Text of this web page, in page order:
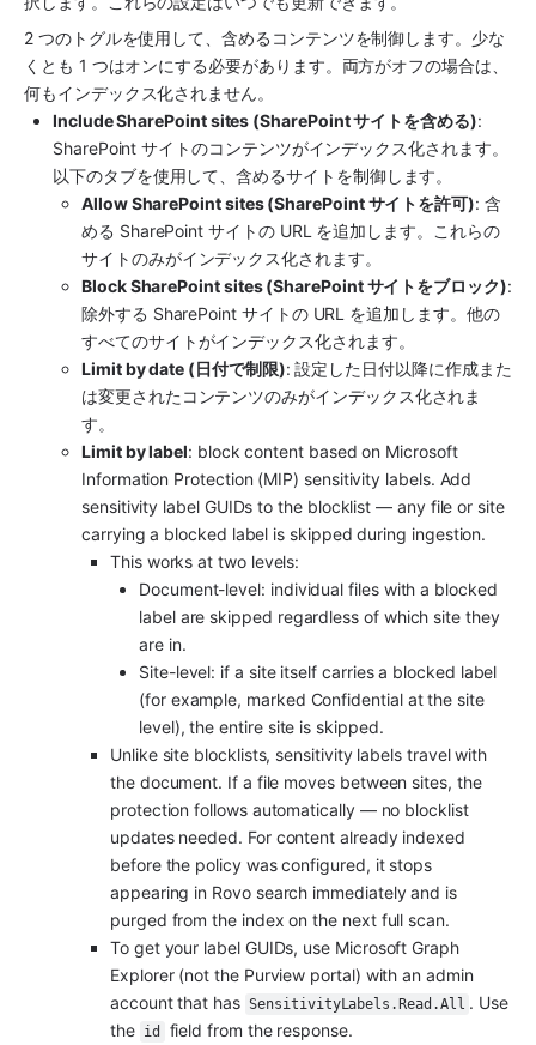
2 つのトグルを使用して、含めるコンテンツを制御します。少な
くとも 1 つはオンにする必要があります。両方がオフの場合は、
何もインデックス化されません。
Include SharePoint sites (SharePoint サイトを含める):
SharePoint サイトのコンテンツがインデックス化されます。
以下のタブを使用して、含めるサイトを制御します。
Allow SharePoint sites (SharePoint サイトを許可): 含
める SharePoint サイトの URL を追加します。これらの
サイトのみがインデックス化されます。
Block SharePoint sites (SharePoint サイトをブロック):
除外する SharePoint サイトの URL を追加します。他の
すべてのサイトがインデックス化されます。
Limit by date (日付で制限): 設定した日付以降に作成また
は変更されたコンテンツのみがインデックス化されま
す。
Limit by label: block content based on Microsoft
Information Protection (MIP) sensitivity labels. Add
sensitivity label GUIDs to the blocklist — any file or site
carrying a blocked label is skipped during ingestion.
This works at two levels:
Document-level: individual files with a blocked
label are skipped regardless of which site they
are in.
Site-level: if a site itself carries a blocked label
(for example, marked Confidential at the site
level), the entire site is skipped.
Unlike site blocklists, sensitivity labels travel with
the document. If a file moves between sites, the
protection follows automatically — no blocklist
updates needed. For content already indexed
before the policy was configured, it stops
appearing in Rovo search immediately and is
purged from the index on the next full scan.
To get your label GUIDs, use Microsoft Graph
Explorer (not the Purview portal) with an admin
account that has SensitivityLabels.Read.All . Use
the id
field from the response.